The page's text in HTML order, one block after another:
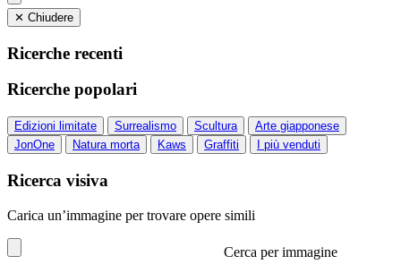
✕ Chiudere
Ricerche recenti
Ricerche popolari
Edizioni limitate Surrealismo Scultura
Arte giapponese
JonOne
Natura morta Kaws Graffiti I più venduti
Ricerca visiva
Carica un’immagine per trovare opere simili
Cerca per immagine